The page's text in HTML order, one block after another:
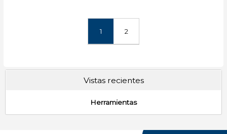
1 2
Vistas recientes
Herramientas